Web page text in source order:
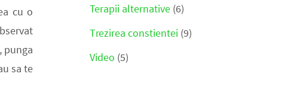
cu o
punga
sa te
Terapii alternative (6)
Trezirea constientei (9)
Video (5)